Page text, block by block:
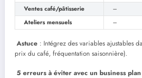
Ventes café/pâtisserie
–
Ateliers mensuels
–
Astuce : Intégrez des variables ajustables
prix du café, fréquentation saisonnière).
5 erreurs à éviter avec un business